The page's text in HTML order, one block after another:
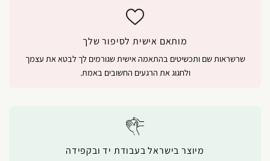
מותאם אישית לסיפור שלך
שרשראות שם ותכשיטים בהתאמה אישית שגורמים לך לבטא את עצמך
ולחגוג את הרגעים החשובים באמת.
מיוצר בישראל בעבודת יד ובקפידה